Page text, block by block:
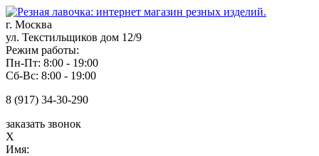
г. Москва
ул. Текстильщиков дом 12/9
Режим работы:
Пн-Пт: 8:00 - 19:00
Сб-Вс: 8:00 - 19:00
8 (917) 34-30-290
заказать звонок
X
Имя: